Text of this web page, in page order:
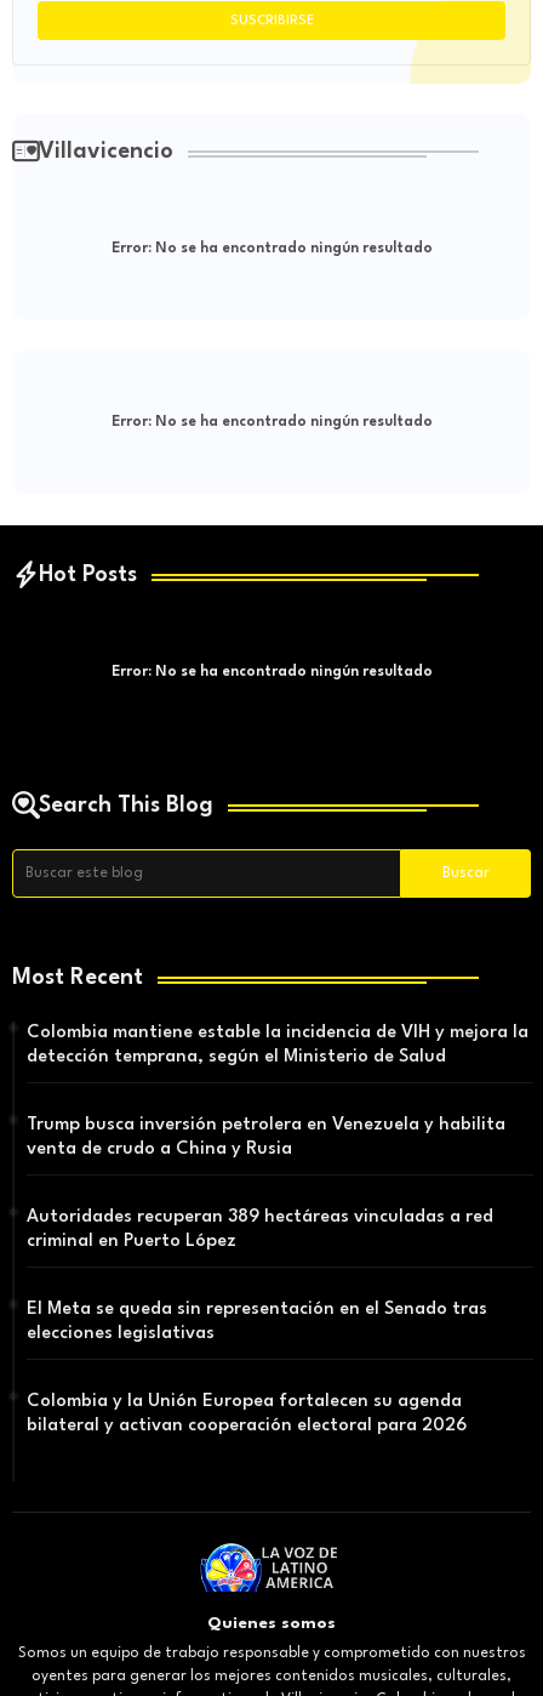
Villavicencio
Error:No se ha encontrado ningún resultado
Error:No se ha encontrado ningún resultado
Hot Posts
Error:No se ha encontrado ningún resultado
Search This Blog
Most Recent
Colombia mantiene estable la incidencia de VIH y mejora la
detección temprana, según el Ministerio de Salud
Trump busca inversión petrolera en Venezuela y habilita
venta de crudo a China y Rusia
Autoridades recuperan 389 hectáreas vinculadas a red
criminal en Puerto López
El Meta se queda sin representación en el Senado tras
elecciones legislativas
Colombia y la Unión Europea fortalecen su agenda
bilateral y activan cooperación electoral para 2026
Quienes somos
Somos un equipo de trabajo responsable y comprometido con nuestros
oyentes para generar los mejores contenidos musicales, culturales,